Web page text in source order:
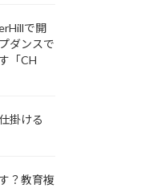
で開
ダンスで
「CH
掛ける
？教育複